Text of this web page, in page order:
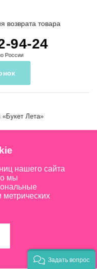
возврата товара
94-24
России
«Букет Лета»
нашего сайта
мы
Задать вопрос